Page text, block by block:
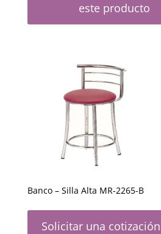
este producto
Banco – Silla Alta MR-2265-B
Solicitar una